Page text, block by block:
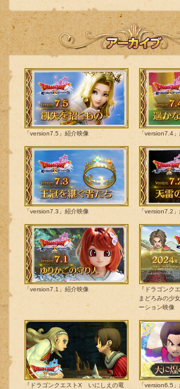
「version7.5」紹介映像 「version7.4
「version7.3」紹介映像 「version7.2
「version7.1」紹介映像
『ドラゴンク
まどろみの少
ーション映像
『ドラゴンクエストX いにしえの竜
「version6.5